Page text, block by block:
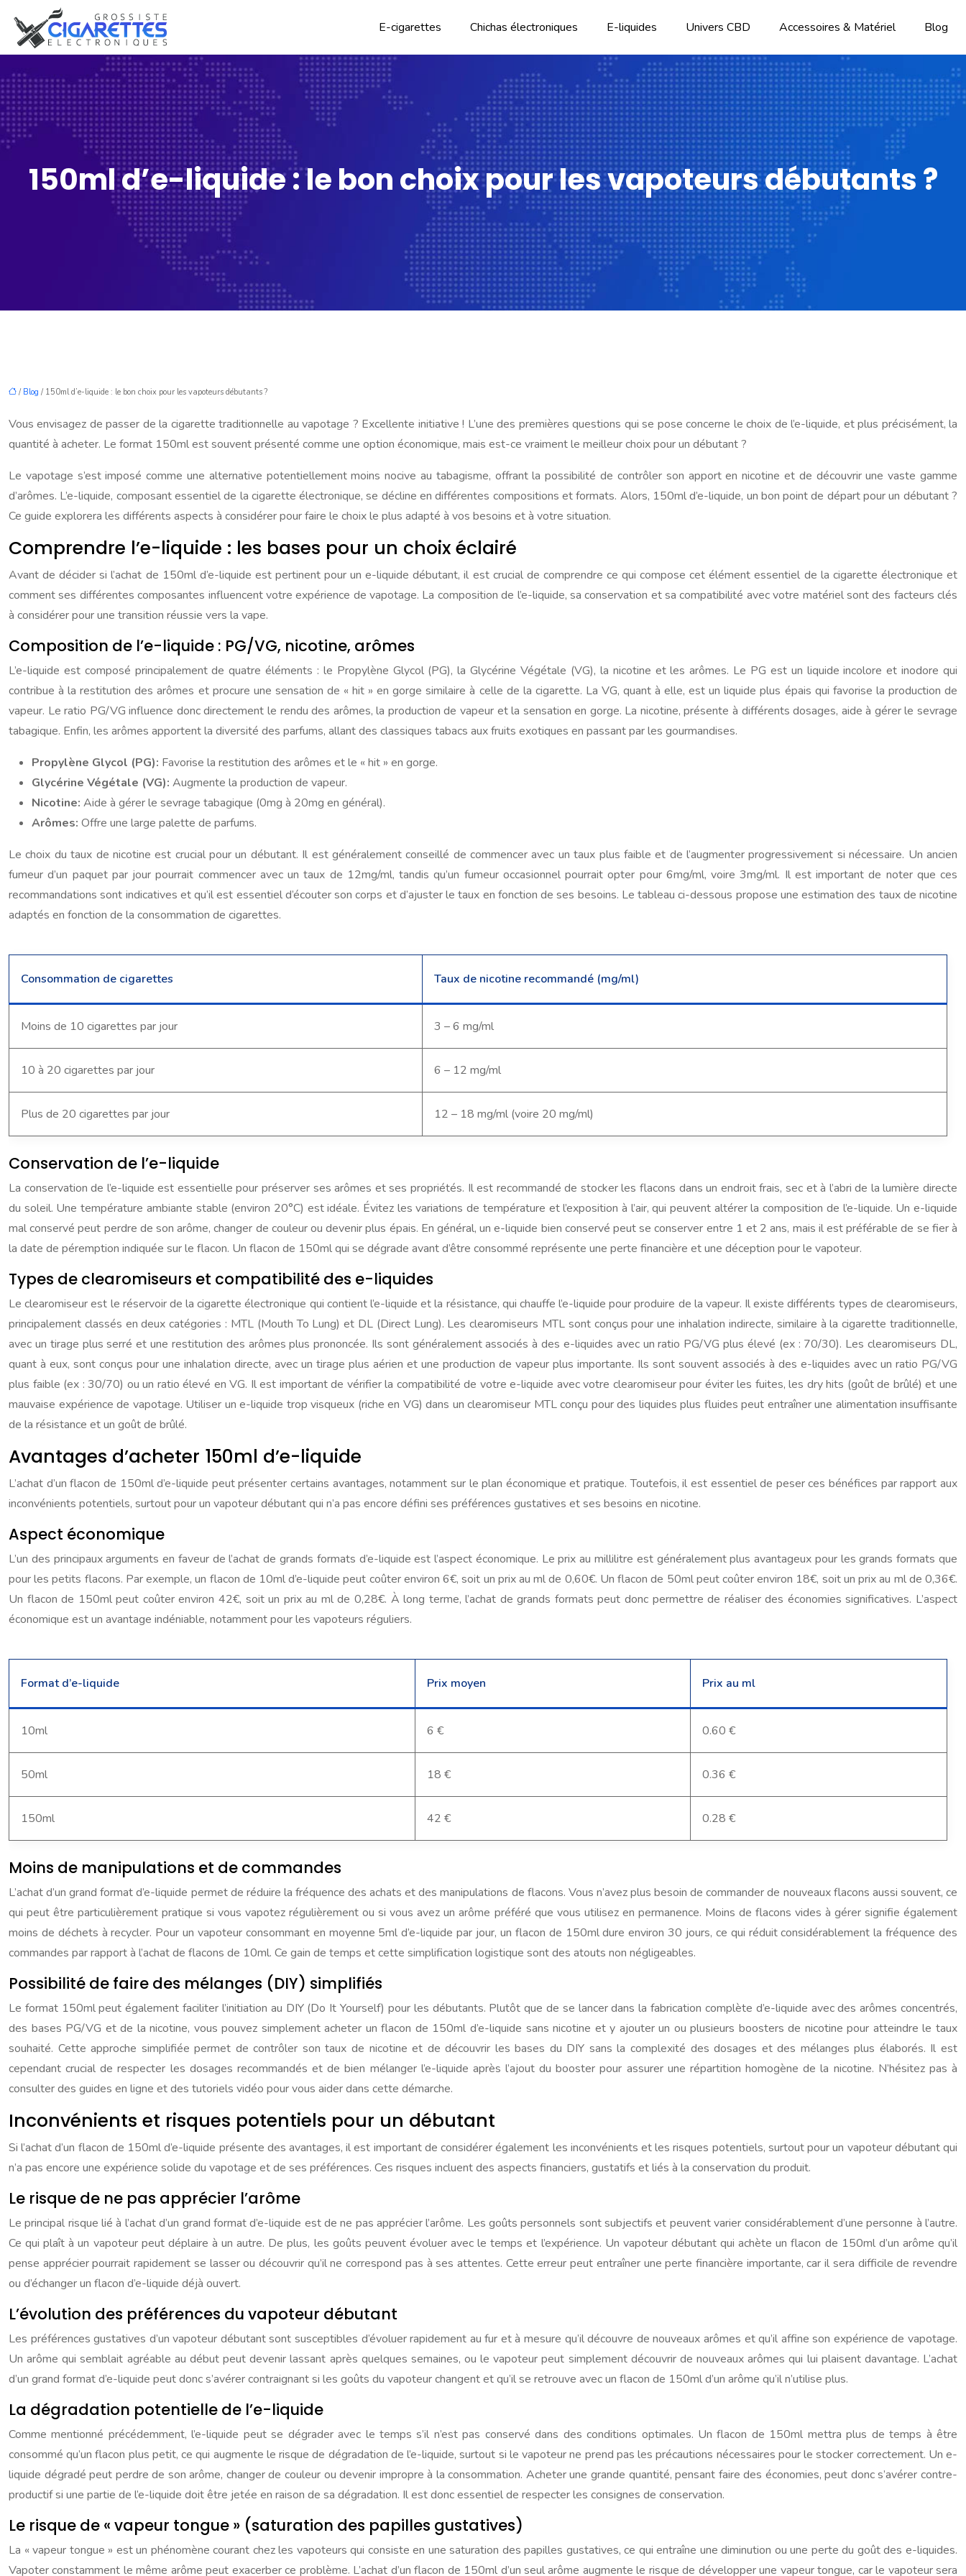
E-cigarettes Chichas électroniques E-liquides Univers CBD Accessoires & Matériel Blog
150ml d’e-liquide : le bon choix pour les vapoteurs débutants ?
/ Blog / 150ml d’e-liquide : le bon choix pour les vapoteurs débutants ?
Vous envisagez de passer de la cigarette traditionnelle au vapotage ? Excellente initiative ! L’une des premières questions qui se pose concerne le choix de l’e-liquide, et plus précisément, la
quantité à acheter. Le format 150ml est souvent présenté comme une option économique, mais est-ce vraiment le meilleur choix pour un débutant ?
Le vapotage s’est imposé comme une alternative potentiellement moins nocive au tabagisme, offrant la possibilité de contrôler son apport en nicotine et de découvrir une vaste gamme
d’arômes. L’e-liquide, composant essentiel de la cigarette électronique, se décline en différentes compositions et formats. Alors, 150ml d’e-liquide, un bon point de départ pour un débutant ?
Ce guide explorera les différents aspects à considérer pour faire le choix le plus adapté à vos besoins et à votre situation.
Comprendre l’e-liquide : les bases pour un choix éclairé
Avant de décider si l’achat de 150ml d’e-liquide est pertinent pour un e-liquide débutant, il est crucial de comprendre ce qui compose cet élément essentiel de la cigarette électronique et
comment ses différentes composantes influencent votre expérience de vapotage. La composition de l’e-liquide, sa conservation et sa compatibilité avec votre matériel sont des facteurs clés
à considérer pour une transition réussie vers la vape.
Composition de l’e-liquide : PG/VG, nicotine, arômes
L’e-liquide est composé principalement de quatre éléments : le Propylène Glycol (PG), la Glycérine Végétale (VG), la nicotine et les arômes. Le PG est un liquide incolore et inodore qui
contribue à la restitution des arômes et procure une sensation de « hit » en gorge similaire à celle de la cigarette. La VG, quant à elle, est un liquide plus épais qui favorise la production de
vapeur. Le ratio PG/VG influence donc directement le rendu des arômes, la production de vapeur et la sensation en gorge. La nicotine, présente à différents dosages, aide à gérer le sevrage
tabagique. Enfin, les arômes apportent la diversité des parfums, allant des classiques tabacs aux fruits exotiques en passant par les gourmandises.
Propylène Glycol (PG): Favorise la restitution des arômes et le « hit » en gorge.
Glycérine Végétale (VG): Augmente la production de vapeur.
Nicotine: Aide à gérer le sevrage tabagique (0mg à 20mg en général).
Arômes: Offre une large palette de parfums.
Le choix du taux de nicotine est crucial pour un débutant. Il est généralement conseillé de commencer avec un taux plus faible et de l’augmenter progressivement si nécessaire. Un ancien
fumeur d’un paquet par jour pourrait commencer avec un taux de 12mg/ml, tandis qu’un fumeur occasionnel pourrait opter pour 6mg/ml, voire 3mg/ml. Il est important de noter que ces
recommandations sont indicatives et qu’il est essentiel d’écouter son corps et d’ajuster le taux en fonction de ses besoins. Le tableau ci-dessous propose une estimation des taux de nicotine
adaptés en fonction de la consommation de cigarettes.
Consommation de cigarettes Taux de nicotine recommandé (mg/ml)
Moins de 10 cigarettes par jour 3 – 6 mg/ml
10 à 20 cigarettes par jour 6 – 12 mg/ml
Plus de 20 cigarettes par jour 12 – 18 mg/ml (voire 20 mg/ml)
Conservation de l’e-liquide
La conservation de l’e-liquide est essentielle pour préserver ses arômes et ses propriétés. Il est recommandé de stocker les flacons dans un endroit frais, sec et à l’abri de la lumière directe
du soleil. Une température ambiante stable (environ 20°C) est idéale. Évitez les variations de température et l’exposition à l’air, qui peuvent altérer la composition de l’e-liquide. Un e-liquide
mal conservé peut perdre de son arôme, changer de couleur ou devenir plus épais. En général, un e-liquide bien conservé peut se conserver entre 1 et 2 ans, mais il est préférable de se fier à
la date de péremption indiquée sur le flacon. Un flacon de 150ml qui se dégrade avant d’être consommé représente une perte financière et une déception pour le vapoteur.
Types de clearomiseurs et compatibilité des e-liquides
Le clearomiseur est le réservoir de la cigarette électronique qui contient l’e-liquide et la résistance, qui chauffe l’e-liquide pour produire de la vapeur. Il existe différents types de clearomiseurs,
principalement classés en deux catégories : MTL (Mouth To Lung) et DL (Direct Lung). Les clearomiseurs MTL sont conçus pour une inhalation indirecte, similaire à la cigarette traditionnelle,
avec un tirage plus serré et une restitution des arômes plus prononcée. Ils sont généralement associés à des e-liquides avec un ratio PG/VG plus élevé (ex : 70/30). Les clearomiseurs DL,
quant à eux, sont conçus pour une inhalation directe, avec un tirage plus aérien et une production de vapeur plus importante. Ils sont souvent associés à des e-liquides avec un ratio PG/VG
plus faible (ex : 30/70) ou un ratio élevé en VG. Il est important de vérifier la compatibilité de votre e-liquide avec votre clearomiseur pour éviter les fuites, les dry hits (goût de brûlé) et une
mauvaise expérience de vapotage. Utiliser un e-liquide trop visqueux (riche en VG) dans un clearomiseur MTL conçu pour des liquides plus fluides peut entraîner une alimentation insuffisante
de la résistance et un goût de brûlé.
Avantages d’acheter 150ml d’e-liquide
L’achat d’un flacon de 150ml d’e-liquide peut présenter certains avantages, notamment sur le plan économique et pratique. Toutefois, il est essentiel de peser ces bénéfices par rapport aux
inconvénients potentiels, surtout pour un vapoteur débutant qui n’a pas encore défini ses préférences gustatives et ses besoins en nicotine.
Aspect économique
L’un des principaux arguments en faveur de l’achat de grands formats d’e-liquide est l’aspect économique. Le prix au millilitre est généralement plus avantageux pour les grands formats que
pour les petits flacons. Par exemple, un flacon de 10ml d’e-liquide peut coûter environ 6€, soit un prix au ml de 0,60€. Un flacon de 50ml peut coûter environ 18€, soit un prix au ml de 0,36€.
Un flacon de 150ml peut coûter environ 42€, soit un prix au ml de 0,28€. À long terme, l’achat de grands formats peut donc permettre de réaliser des économies significatives. L’aspect
économique est un avantage indéniable, notamment pour les vapoteurs réguliers.
Format d’e-liquide Prix moyen Prix au ml
10ml 6 € 0.60 €
50ml 18 € 0.36 €
150ml 42 € 0.28 €
Moins de manipulations et de commandes
L’achat d’un grand format d’e-liquide permet de réduire la fréquence des achats et des manipulations de flacons. Vous n’avez plus besoin de commander de nouveaux flacons aussi souvent, ce
qui peut être particulièrement pratique si vous vapotez régulièrement ou si vous avez un arôme préféré que vous utilisez en permanence. Moins de flacons vides à gérer signifie également
moins de déchets à recycler. Pour un vapoteur consommant en moyenne 5ml d’e-liquide par jour, un flacon de 150ml dure environ 30 jours, ce qui réduit considérablement la fréquence des
commandes par rapport à l’achat de flacons de 10ml. Ce gain de temps et cette simplification logistique sont des atouts non négligeables.
Possibilité de faire des mélanges (DIY) simplifiés
Le format 150ml peut également faciliter l’initiation au DIY (Do It Yourself) pour les débutants. Plutôt que de se lancer dans la fabrication complète d’e-liquide avec des arômes concentrés,
des bases PG/VG et de la nicotine, vous pouvez simplement acheter un flacon de 150ml d’e-liquide sans nicotine et y ajouter un ou plusieurs boosters de nicotine pour atteindre le taux
souhaité. Cette approche simplifiée permet de contrôler son taux de nicotine et de découvrir les bases du DIY sans la complexité des dosages et des mélanges plus élaborés. Il est
cependant crucial de respecter les dosages recommandés et de bien mélanger l’e-liquide après l’ajout du booster pour assurer une répartition homogène de la nicotine. N’hésitez pas à
consulter des guides en ligne et des tutoriels vidéo pour vous aider dans cette démarche.
Inconvénients et risques potentiels pour un débutant
Si l’achat d’un flacon de 150ml d’e-liquide présente des avantages, il est important de considérer également les inconvénients et les risques potentiels, surtout pour un vapoteur débutant qui
n’a pas encore une expérience solide du vapotage et de ses préférences. Ces risques incluent des aspects financiers, gustatifs et liés à la conservation du produit.
Le risque de ne pas apprécier l’arôme
Le principal risque lié à l’achat d’un grand format d’e-liquide est de ne pas apprécier l’arôme. Les goûts personnels sont subjectifs et peuvent varier considérablement d’une personne à l’autre.
Ce qui plaît à un vapoteur peut déplaire à un autre. De plus, les goûts peuvent évoluer avec le temps et l’expérience. Un vapoteur débutant qui achète un flacon de 150ml d’un arôme qu’il
pense apprécier pourrait rapidement se lasser ou découvrir qu’il ne correspond pas à ses attentes. Cette erreur peut entraîner une perte financière importante, car il sera difficile de revendre
ou d’échanger un flacon d’e-liquide déjà ouvert.
L’évolution des préférences du vapoteur débutant
Les préférences gustatives d’un vapoteur débutant sont susceptibles d’évoluer rapidement au fur et à mesure qu’il découvre de nouveaux arômes et qu’il affine son expérience de vapotage.
Un arôme qui semblait agréable au début peut devenir lassant après quelques semaines, ou le vapoteur peut simplement découvrir de nouveaux arômes qui lui plaisent davantage. L’achat
d’un grand format d’e-liquide peut donc s’avérer contraignant si les goûts du vapoteur changent et qu’il se retrouve avec un flacon de 150ml d’un arôme qu’il n’utilise plus.
La dégradation potentielle de l’e-liquide
Comme mentionné précédemment, l’e-liquide peut se dégrader avec le temps s’il n’est pas conservé dans des conditions optimales. Un flacon de 150ml mettra plus de temps à être
consommé qu’un flacon plus petit, ce qui augmente le risque de dégradation de l’e-liquide, surtout si le vapoteur ne prend pas les précautions nécessaires pour le stocker correctement. Un e-
liquide dégradé peut perdre de son arôme, changer de couleur ou devenir impropre à la consommation. Acheter une grande quantité, pensant faire des économies, peut donc s’avérer contre-
productif si une partie de l’e-liquide doit être jetée en raison de sa dégradation. Il est donc essentiel de respecter les consignes de conservation.
Le risque de « vapeur tongue » (saturation des papilles gustatives)
La « vapeur tongue » est un phénomène courant chez les vapoteurs qui consiste en une saturation des papilles gustatives, ce qui entraîne une diminution ou une perte du goût des e-liquides.
Vapoter constamment le même arôme peut exacerber ce problème. L’achat d’un flacon de 150ml d’un seul arôme augmente le risque de développer une vapeur tongue, car le vapoteur sera